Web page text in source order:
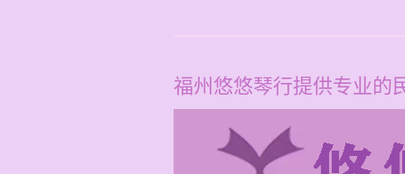
福州悠悠琴行提供专业的